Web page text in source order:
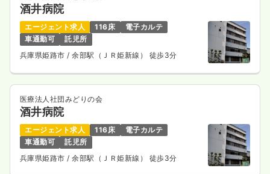
酒井病院
エージェント求人 116床
電子カルテ
車通勤可
託児所
兵庫県姫路市 / 余部駅（ＪＲ姫新線） 徒歩3分
医療法人社団みどりの会
酒井病院
エージェント求人 116床
電子カルテ
車通勤可
託児所
兵庫県姫路市 / 余部駅（ＪＲ姫新線） 徒歩3分